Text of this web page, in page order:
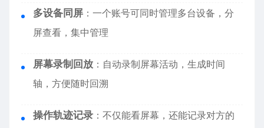
多设备同屏 ：一个账号可同时管理多台设备，分
屏查看，集中管理
屏幕录制回放 ：自动录制屏幕活动，生成时间
轴，方便随时回溯
操作轨迹记录 ：不仅能看屏幕，还能记录对方的